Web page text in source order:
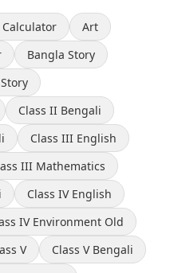
Calculator
Art
Bangla Story
Class II Bengali
Class III English
III Mathematics
Class IV English
IV Environment Old
V
Class V Bengali